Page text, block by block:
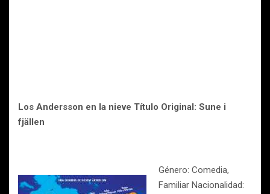
Los Andersson en la nieve Título Original: Sune i
fjällen
Género: Comedia,
Familiar Nacionalidad: